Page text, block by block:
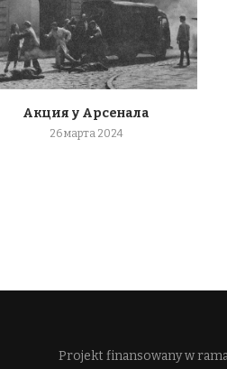
Акция у Арсенала
26 марта 2024
Projekt finansowany w